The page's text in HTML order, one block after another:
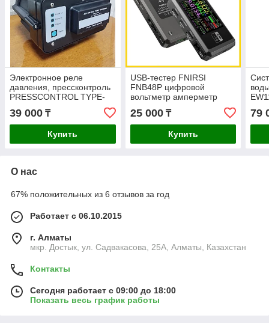
Электронное реле
давления, прессконтроль
PRESSCONTROL TYPE-
IV/2,2 кВт, 1 1/2"
39 000 ₸
Купить
USB-тестер FNIRSI
FNB48P цифровой
вольтметр амперметр
25 000₸
Купить
79
О нас
67% положительных из 6 отзывов за год
Работает с 06.10.2015
г. Алматы
мкр. Достык, ул. Садвакасова, 25А, Алматы, Казахстан
Контакты
Сегодня работает с 09:00 до 18:00
Показать весь график работы